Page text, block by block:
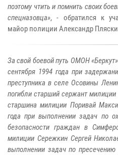
поэтому чтить и помнить своих
спецназовца», - обратился к
майор полиции Александр
За свой боевой путь ОМОН
сентября 1994 года при
преступника в селе Осовины
погибли старший сержант
старшина милиции Поривай
года при выполнении задач по
безопасности граждан в
милиции Сережкин Сергей
выполнении задач по